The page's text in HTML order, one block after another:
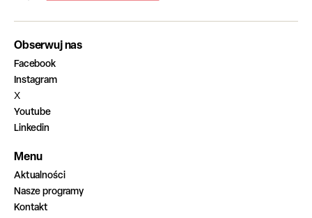
Obserwuj nas
Facebook
Instagram
X
Youtube
Linkedin
Menu
Aktualności
Nasze programy
Kontakt